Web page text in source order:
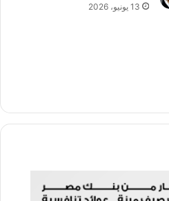
13 يونيو، 2026